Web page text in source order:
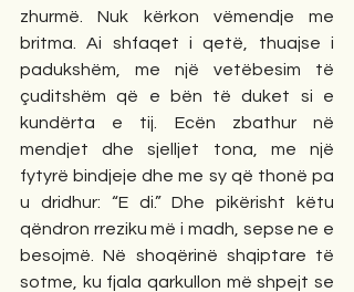
zhurmë. Nuk kërkon vëmendje me
britma. Ai shfaqet i qetë, thuajse i
padukshëm, me një vetëbesim të
çuditshëm që e bën të duket si e
kundërta e tij. Ecën zbathur në
mendjet dhe sjelljet tona, me një
fytyrë bindjeje dhe me sy që thonë pa
u dridhur: “E di.” Dhe pikërisht këtu
qëndron rreziku më i madh, sepse ne e
besojmë. Në shoqërinë shqiptare të
sotme, ku fjala qarkullon më shpejt se